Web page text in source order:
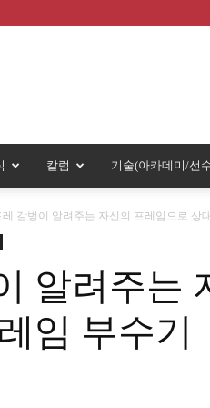
칼럼 기술(아카데미/선
레 갈벙이 알려주는 자신의 프레임으로 상
알려주는
임 부수기